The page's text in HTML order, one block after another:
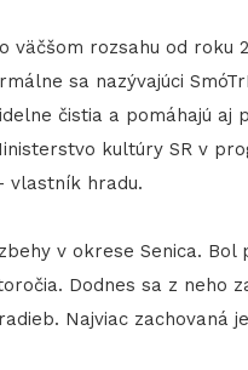
rozsahu od roku
sa nazývajúci
čistia a pomáhajú aj
kultúry SR v
vlastník hradu.
v okrese Senica. Bol
Dodnes sa z neho
Najviac zachovaná